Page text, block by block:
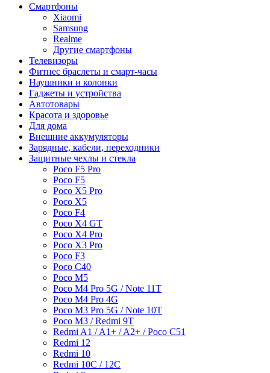
Смартфоны
Xiaomi
Samsung
Realme
Другие смартфоны
Телевизоры
Фитнес браслеты и смарт-часы
Наушники и колонки
Гаджеты и устройства
Автотовары
Красота и здоровье
Для дома
Внешние аккумуляторы
Зарядные, кабели, переходники
Защитные чехлы и стекла
Poco F5 Pro
Poco F5
Poco X5 Pro
Poco X5
Poco F4
Poco X4 GT
Poco X4 Pro
Poco X3 Pro
Poco F3
Poco C40
Poco M5
Poco M4 Pro 5G / Note 11T
Poco M4 Pro 4G
Poco M3 Pro 5G / Note 10T
Poco M3 / Redmi 9T
Redmi A1 / A1+ / A2+ / Poco C51
Redmi 12
Redmi 10
Redmi 10C / 12C